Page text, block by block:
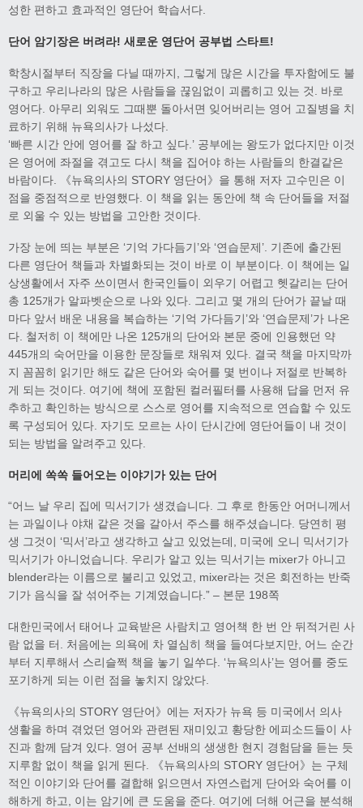
성한 편하고 효과적인 영단어 학습서다.
단어 암기장은 버려라! 새로운 영단어 공부법 스타트!
학창시절부터 직장을 다닐 때까지, 그렇게 많은 시간을 투자함에도 불
구하고 우리나라의 많은 사람들을 끊임없이 괴롭히고 있는 것. 바로
영어다. 아무리 외워도 그때뿐 돌아서면 잊어버리는 영어 고질병을 치
료하기 위해 뉴욕의사가 나섰다.
‘빠른 시간 안에 영어를 잘 하고 싶다.’ 공부에는 왕도가 없다지만 이것
은 영어에 좌절을 겪고도 다시 책을 집어야 하는 사람들의 한결같은
바람이다. 《뉴욕의사의 STORY 영단어》을 통해 저자 고수민은 이
점을 중점적으로 반영했다. 이 책을 읽는 동안에 책 속 단어들을 저절
로 외울 수 있는 방법을 고안한 것이다.
가장 눈에 띄는 부분은 ‘기억 가다듬기’와 ‘연습문제’. 기존에 출간된
다른 영단어 책들과 차별화되는 것이 바로 이 부분이다. 이 책에는 일
상생활에서 자주 쓰이면서 한국인들이 외우기 어렵고 헷갈리는 단어
총 125개가 알파벳순으로 나와 있다. 그리고 몇 개의 단어가 끝날 때
마다 앞서 배운 내용을 복습하는 ‘기억 가다듬기’와 ‘연습문제’가 나온
다. 철저히 이 책에만 나온 125개의 단어와 본문 중에 인용했던 약
445개의 숙어만을 이용한 문장들로 채워져 있다. 결국 책을 마지막까
지 꼼꼼히 읽기만 해도 같은 단어와 숙어를 몇 번이나 저절로 반복하
게 되는 것이다. 여기에 책에 포함된 컬러필터를 사용해 답을 먼저 유
추하고 확인하는 방식으로 스스로 영어를 지속적으로 연습할 수 있도
록 구성되어 있다. 자기도 모르는 사이 단시간에 영단어들이 내 것이
되는 방법을 알려주고 있다.
머리에 쏙쏙 들어오는 이야기가 있는 단어
“어느 날 우리 집에 믹서기가 생겼습니다. 그 후로 한동안 어머니께서
는 과일이나 야채 같은 것을 갈아서 주스를 해주셨습니다. 당연히 평
생 그것이 ‘믹서’라고 생각하고 살고 있었는데, 미국에 오니 믹서기가
믹서기가 아니었습니다. 우리가 알고 있는 믹서기는 mixer가 아니고
blender라는 이름으로 불리고 있었고, mixer라는 것은 회전하는 반죽
기가 음식을 잘 섞어주는 기계였습니다.” – 본문 198쪽
대한민국에서 태어나 교육받은 사람치고 영어책 한 번 안 뒤적거린 사
람 없을 터. 처음에는 의욕에 차 열심히 책을 들여다보지만, 어느 순간
부터 지루해서 스리슬쩍 책을 놓기 일쑤다. ‘뉴욕의사’는 영어를 중도
포기하게 되는 이런 점을 놓치지 않았다.
《뉴욕의사의 STORY 영단어》에는 저자가 뉴욕 등 미국에서 의사
생활을 하며 겪었던 영어와 관련된 재미있고 황당한 에피소드들이 사
진과 함께 담겨 있다. 영어 공부 선배의 생생한 현지 경험담을 듣는 듯
지루함 없이 책을 읽게 된다. 《뉴욕의사의 STORY 영단어》는 구체
적인 이야기와 단어를 결합해 읽으면서 자연스럽게 단어와 숙어를 이
해하게 하고, 이는 암기에 큰 도움을 준다. 여기에 더해 어근을 분석해